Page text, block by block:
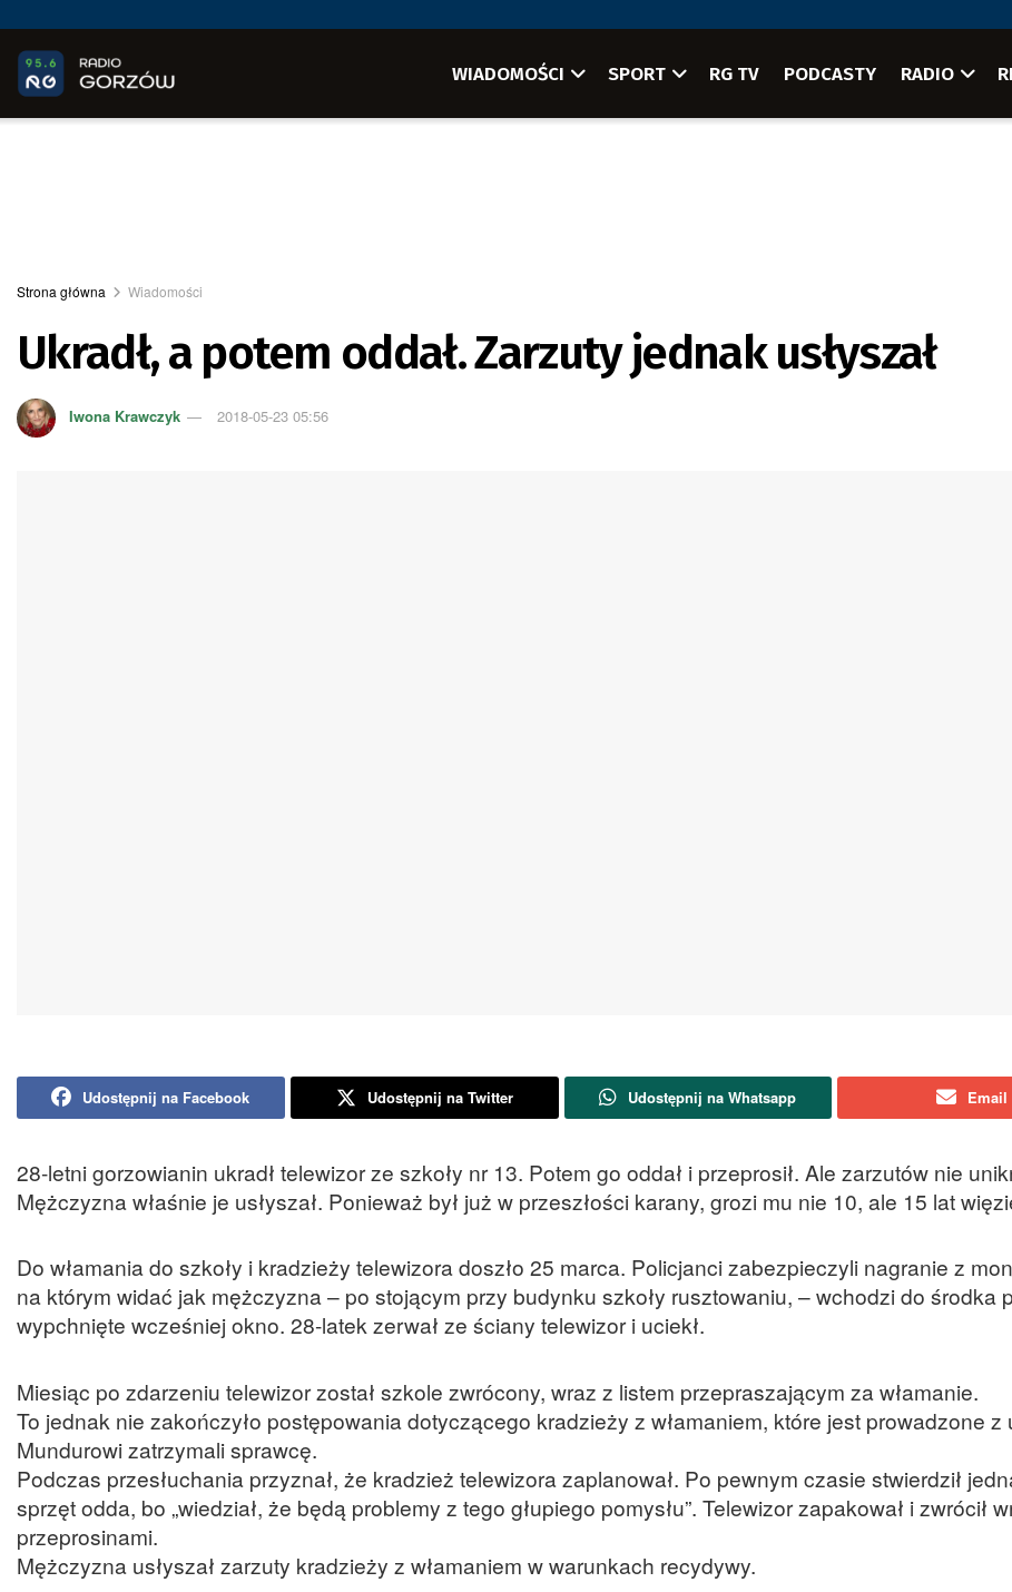
WIADOMOŚCI SPORT RG TV PODCASTY RADIO
Strona główna Wiadomości
Ukradł, a potem oddał. Zarzuty jednak usłyszał
Iwona Krawczyk 2018-05-23 05:56
Udostępnij na Facebook Udostępnij na Twitter Udostępnij na Whatsapp Email
28-letni gorzowianin ukradł telewizor ze szkoły nr 13. Potem go oddał i przeprosił. Ale zarzutów nie
Mężczyzna właśnie je usłyszał. Ponieważ był już w przeszłości karany, grozi mu nie 10, ale 15 lat
Do włamania do szkoły i kradzieży telewizora doszło 25 marca. Policjanci zabezpieczyli nagranie z
na którym widać jak mężczyzna – po stojącym przy budynku szkoły rusztowaniu, – wchodzi do środka
wypchnięte wcześniej okno. 28-latek zerwał ze ściany telewizor i uciekł.
Miesiąc po zdarzeniu telewizor został szkole zwrócony, wraz z listem przepraszającym za włamanie.
To jednak nie zakończyło postępowania dotyczącego kradzieży z włamaniem, które jest prowadzone z
Mundurowi zatrzymali sprawcę.
Podczas przesłuchania przyznał, że kradzież telewizora zaplanował. Po pewnym czasie stwierdził
sprzęt odda, bo „wiedział, że będą problemy z tego głupiego pomysłu”. Telewizor zapakował i zwrócił
przeprosinami.
Mężczyzna usłyszał zarzuty kradzieży z włamaniem w warunkach recydywy.